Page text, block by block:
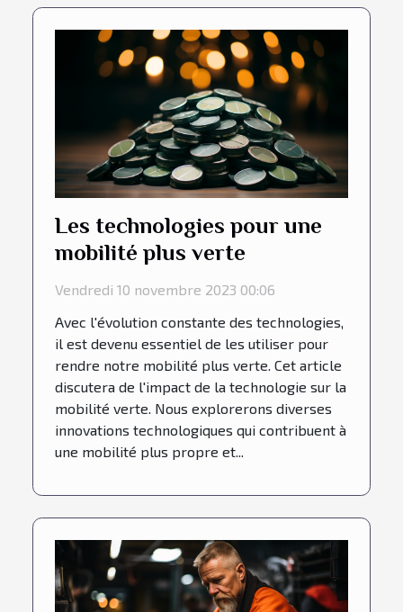
Les technologies pour une
mobilité plus verte
Vendredi 10 novembre 2023 00:06
Avec l'évolution constante des technologies,
il est devenu essentiel de les utiliser pour
rendre notre mobilité plus verte. Cet article
discutera de l'impact de la technologie sur la
mobilité verte. Nous explorerons diverses
innovations technologiques qui contribuent à
une mobilité plus propre et...